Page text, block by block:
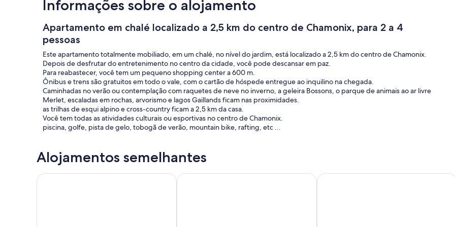
Informações sobre o alojamento
Apartamento em chalé localizado a 2,5 km do centro de Chamonix, para 2 a 4
pessoas
Este apartamento totalmente mobiliado, em um chalé, no nível do jardim, está localizado a 2,5 km do centro de Chamonix.
Depois de desfrutar do entretenimento no centro da cidade, você pode descansar em paz.
Para reabastecer, você tem um pequeno shopping center a 600 m.
Ônibus e trens são gratuitos em todo o vale, com o cartão de hóspede entregue ao inquilino na chegada.
Caminhadas no verão ou contemplação com raquetes de neve no inverno, a geleira Bossons, o parque de animais ao ar livre
Merlet, escaladas em rochas, arvorismo e lagos Gaillands ficam nas proximidades.
as trilhas de esqui alpino e cross-country ficam a 2,5 km da casa.
Você tem todas as atividades culturais ou esportivas no centro de Chamonix.
piscina, golfe, pista de gelo, tobogã de verão, mountain bike, rafting, etc ...
famílias que desejam sair juntas durante as férias, apesar de independentes após o anoitecer.
Vouchers de férias são bem-vindos. wifi é gratuito.
Alojamentos semelhantes
Studio Aux Bossons (3km From Chamonix Mont Blanc )Chamonix excelente estúdio 2/3 ps OU4 residência privada da cidade
ESTÚDIO DE GOLFE CHAMONIX